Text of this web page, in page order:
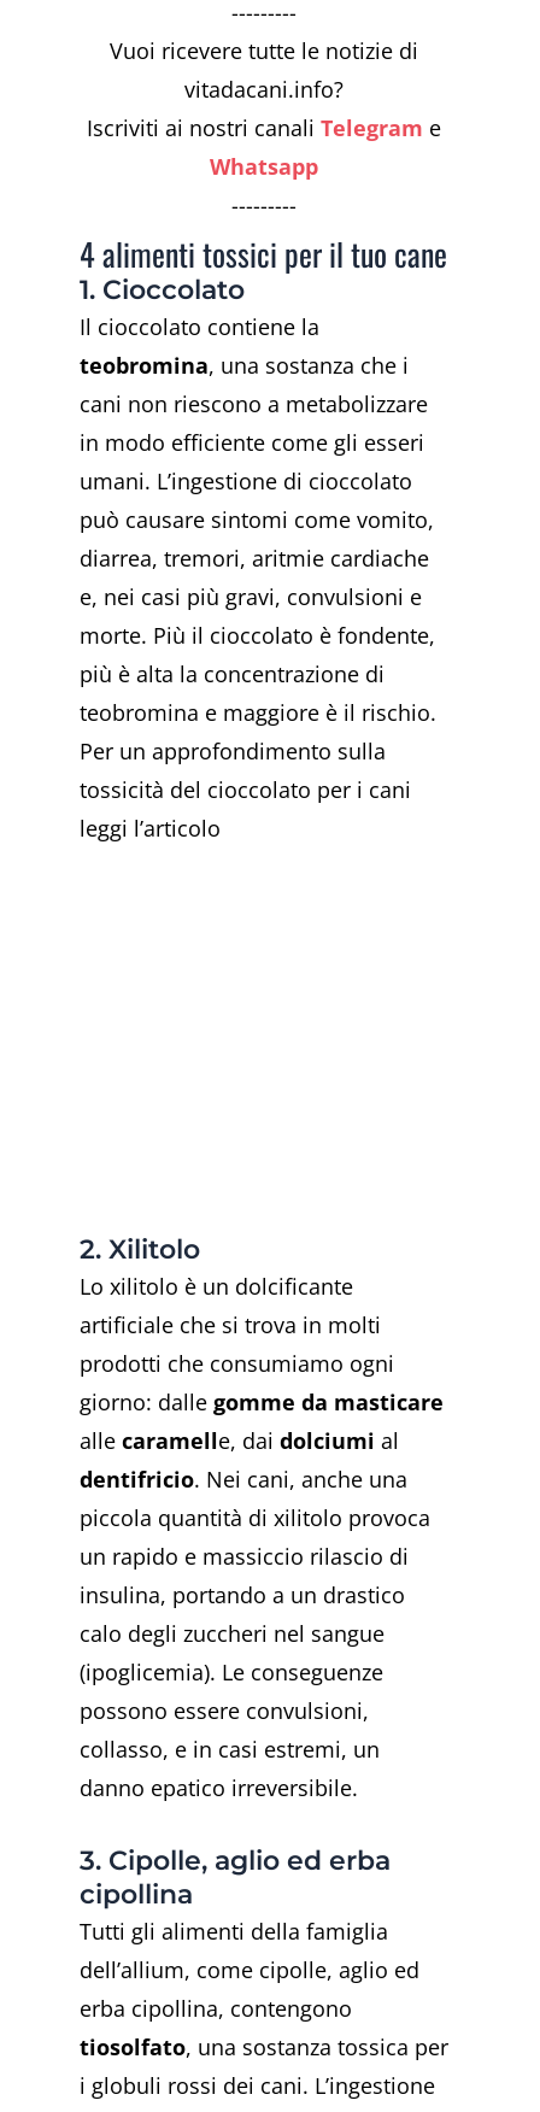
---------
Vuoi ricevere tutte le notizie di
vitadacani.info?
Iscriviti ai nostri canaliTelegram e
Whatsapp
---------
4 alimenti tossici per il tuo cane
1. Cioccolato
Il cioccolato contiene la
teobromina, una sostanza che i
cani non riescono a metabolizzare
in modo efficiente come gli esseri
umani. L’ingestione di cioccolato
può causare sintomi come vomito,
diarrea, tremori, aritmie cardiache
e, nei casi più gravi, convulsioni e
morte. Più il cioccolato è fondente,
più è alta la concentrazione di
teobromina e maggiore è il rischio.
Per un approfondimento sulla
tossicità del cioccolato per i cani
leggi l’articolo
2. Xilitolo
Lo xilitolo è un dolcificante
artificiale che si trova in molti
prodotti che consumiamo ogni
giorno: dallegomme da masticare
allecaramelle, daidolciumi al
dentifricio. Nei cani, anche una
piccola quantità di xilitolo provoca
un rapido e massiccio rilascio di
insulina, portando a un drastico
calo degli zuccheri nel sangue
(ipoglicemia). Le conseguenze
possono essere convulsioni,
collasso, e in casi estremi, un
danno epatico irreversibile.
3. Cipolle, aglio ed erba
cipollina
Tutti gli alimenti della famiglia
dell’allium, come cipolle, aglio ed
erba cipollina, contengono
tiosolfato, una sostanza tossica per
i globuli rossi dei cani. L’ingestione